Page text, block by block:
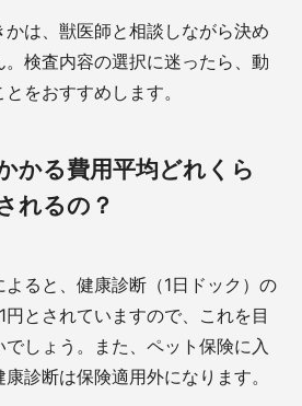
は、獣医師と相談しながら決め
検査内容の選択に迷ったら、動
をおすすめします。
かる費用平均どれくら
れるの？
よると、健康診断（1日ドック）の
とされていますので、これを目
しょう。また、ペット保険に入
康診断は保険適用外になります。